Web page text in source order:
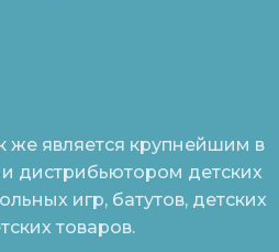
же является крупнейшим в
дистрибьютором детских
игр, батутов, детских
товаров.